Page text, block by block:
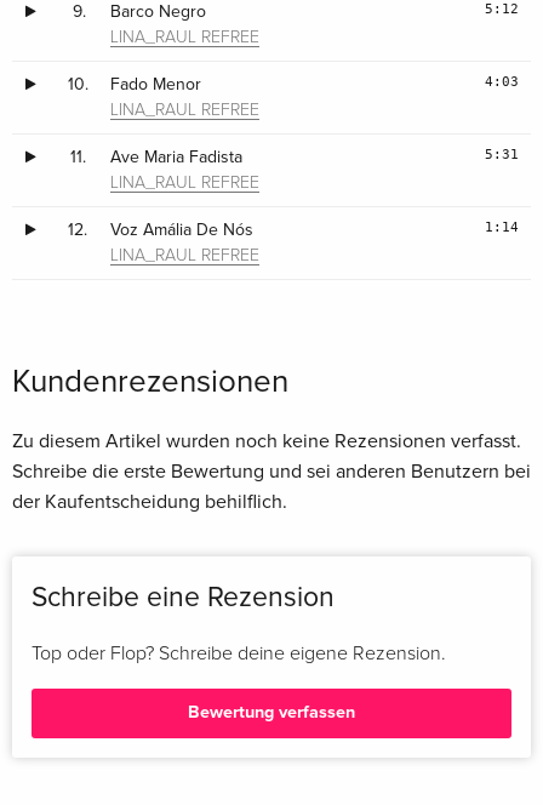
9. Barco Negro
LINA_RAUL REFREE
5:12
10. Fado Menor
LINA_RAUL REFREE
4:03
11. Ave Maria Fadista
LINA_RAUL REFREE
5:31
12. Voz Amália De Nós
LINA_RAUL REFREE
1:14
Kundenrezensionen
Zu diesem Artikel wurden noch keine Rezensionen verfasst.
Schreibe die erste Bewertung und sei anderen Benutzern bei
der Kaufentscheidung behilflich.
Schreibe eine Rezension
Top oder Flop? Schreibe deine eigene Rezension.
Bewertung verfassen